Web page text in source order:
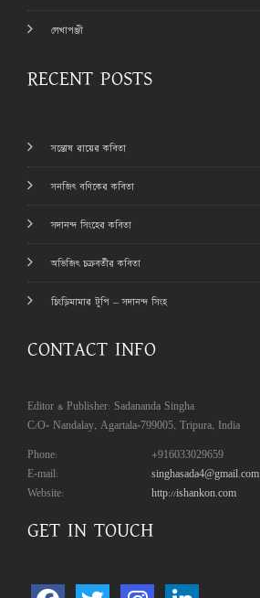
লেখাপঞ্জী
RECENT POSTS
সন্তোষ রায়ের কবিতা
সনজিৎ বণিকের কবিতা
সদানন্দ সিংহের কবিতা
অভিজিৎ চক্রবর্তীর কবিতা
চিংড়িমামার টুপি – সদানন্দ সিংহ
CONTACT INFO
Editor & Publisher: Sadananda Singha
C/O- Nandalay, Agartala-799005, Tripura, India
Phone:
+916033029659
E-mail:
singhasada4@gmail.com
Website:
http://ishankon.com
GET IN TOUCH